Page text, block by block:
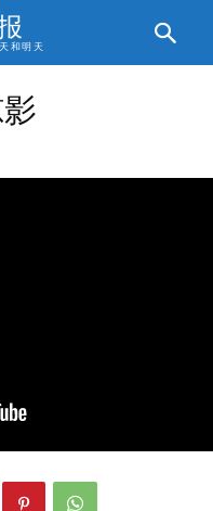
和明天